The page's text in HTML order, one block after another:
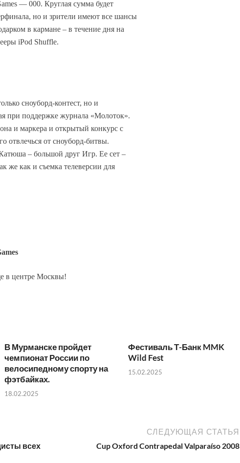
— 000. Круглая сумма будет
но и зрители имеют все шансы
в кармане – в течение дня на
iPod Shuffle.
сноуборд-контест, но и
при поддержке журнала «Молоток».
и маркера и открытый конкурс с
отвлечься от сноуборд-битвы.
– большой друг Игр. Ее сет –
же как и съемка телеверсии для
в центре Москвы!
В Мурманске пройдет
чемпионат России по
велосипедному спорту на
фэтбайках.
18.02.2025
Фестиваль Т-Банк MMK
Wild Fest
15.02.2025
всех
СЛЕДУЮЩАЯ СТАТЬЯ
Cup Oxford Contrapedal Valparaíso 2008